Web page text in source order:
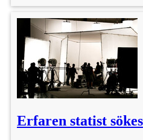
Erfaren statist sökes